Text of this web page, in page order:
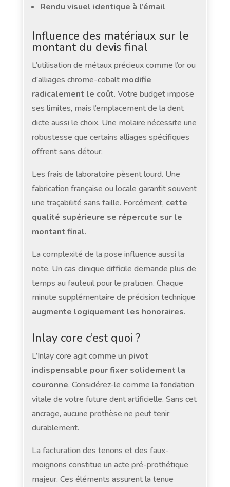
Rendu visuel identique à l’émail
Influence des matériaux sur le
montant du devis final
L’utilisation de métaux précieux comme l’or ou
d’alliages chrome-cobalt modifie
radicalement le coût. Votre budget impose
ses limites, mais l’emplacement de la dent
dicte aussi le choix. Une molaire nécessite une
robustesse que certains alliages spécifiques
offrent sans détour.
Les frais de laboratoire pèsent lourd. Une
fabrication française ou locale garantit souvent
une traçabilité sans faille. Forcément, cette
qualité supérieure se répercute sur le
montant final.
La complexité de la pose influence aussi la
note. Un cas clinique difficile demande plus de
temps au fauteuil pour le praticien. Chaque
minute supplémentaire de précision technique
augmente logiquement les honoraires.
Inlay core c’est quoi ?
L’Inlay core agit comme un pivot
indispensable pour fixer solidement la
couronne. Considérez-le comme la fondation
vitale de votre future dent artificielle. Sans cet
ancrage, aucune prothèse ne peut tenir
durablement.
La facturation des tenons et des faux-
moignons constitue un acte pré-prothétique
majeur. Ces éléments assurent la tenue